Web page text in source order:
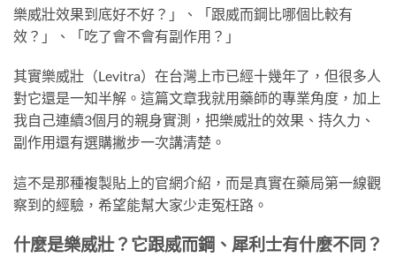
樂威壯效果到底好不好？」、「跟威而鋼比哪個比較有
效？」、「吃了會不會有副作用？」
其實樂威壯（Levitra）在台灣上市已經十幾年了，但很多人
對它還是一知半解。這篇文章我就用藥師的專業角度，加上
我自己連續3個月的親身實測，把樂威壯的效果、持久力、
副作用還有選購撇步一次講清楚。
這不是那種複製貼上的官網介紹，而是真實在藥局第一線觀
察到的經驗，希望能幫大家少走冤枉路。
什麼是樂威壯？它跟威而鋼、犀利士有什麼不同？